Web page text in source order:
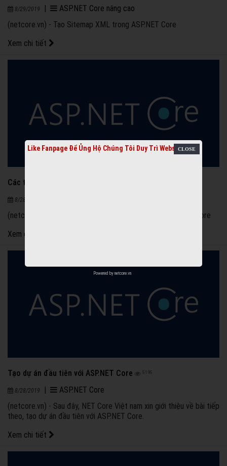
8/29/2019 |
ASP.NET Core nâng cao
(netcore.vn) - Tạo Sitemap XML trong ASP.NET Core
Xem chi tiết
Các thành phần cơ bản trong dự án ASP.NET Core
8/28/2019
(netcore.vn) - Các thành phần cơ bản trong dự án ASP.NET Core
Xem chi tiết
Tạo dự án đầu tiên với ASP.NET Core 5195
8/28/2019
ASP.NET Core
(netcore.vn) - Sau đây, NET Core Việt nam xin giới thiệu về bài tiếp
theo, tạo dự án đầu tiên với ASP.NET Core.
Xem chi tiết
Like Fanpage Để Ủng Hộ Chúng Tôi Duy Trì Website
Powered by netcore.vn